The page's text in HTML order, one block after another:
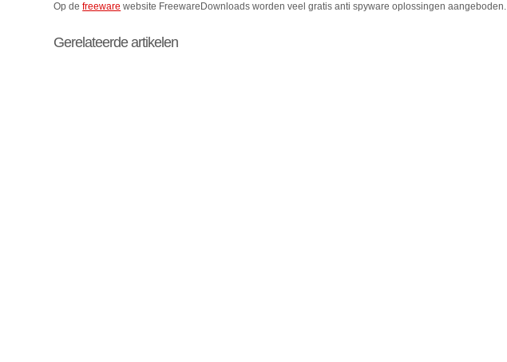
Op defreeware website FreewareDownloads worden veel gratis anti spyware oplossingen aangeboden.
Gerelateerde artikelen